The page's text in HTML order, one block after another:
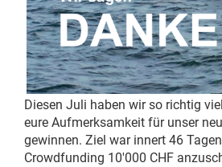
Diesen Juli haben wir so richtig
eure Aufmerksamkeit für unser
gewinnen. Ziel war innert 46
Crowdfunding 10'000 CHF